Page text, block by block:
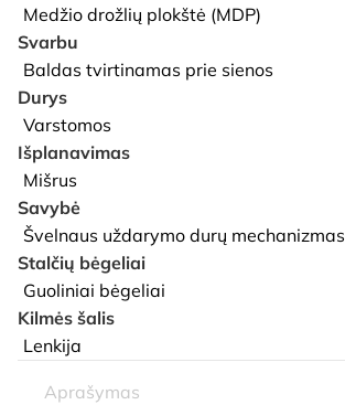
Medžio drožlių plokštė (MDP)
Svarbu
Baldas tvirtinamas prie sienos
Durys
Varstomos
Išplanavimas
Mišrus
Savybė
Švelnaus uždarymo durų mechanizmas
Stalčių bėgeliai
Guoliniai bėgeliai
Kilmės šalis
Lenkija
Aprašymas